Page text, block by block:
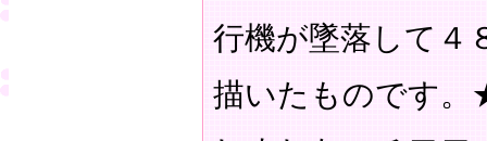
行機が墜落して４
描いたものです